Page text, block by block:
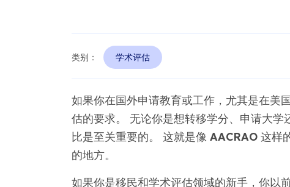
类别： 学术评估
如果你在国外申请教育或工作，尤其是在美
估的要求。 无论你是想转移学分、申请大
比是至关重要的。 这就是像 AACRAO这样
的地方。
如果你是移民和学术评估领域的新手，你以